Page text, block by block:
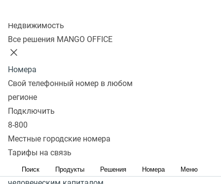
Недвижимость
Все решения MANGO OFFICE
Номера
Свой телефонный номер в любом
регионе
Подключить
8-800
Местные городские номера
Тарифы на связь
Поиск Продукты Решения Номера Меню
систем
Получить консультацию
¹УВК
с клиентами;²CDP (УДК) — управление данными
клиентов;³ERP (СПРП) — система планирования
ресурсов предприятия;
⁴HCM (УЧК) — управление